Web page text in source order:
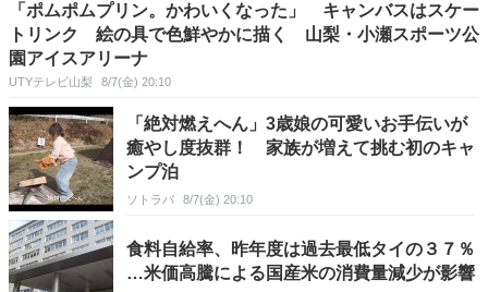
「ポムポムプリン。かわいくなった」 キャンバスはスケー
トリンク 絵の具で色鮮やかに描く 山梨・小瀬スポーツ公
園アイスアリーナ
UTYテレビ山梨 8/7(金) 20:10
「絶対燃えへん」3歳娘の可愛いお手伝いが
癒やし度抜群！ 家族が増えて挑む初のキャ
ンプ泊
ソトラバ 8/7(金) 20:10
食料自給率、昨年度は過去最低タイの３７％
…米価高騰による国産米の消費量減少が影響